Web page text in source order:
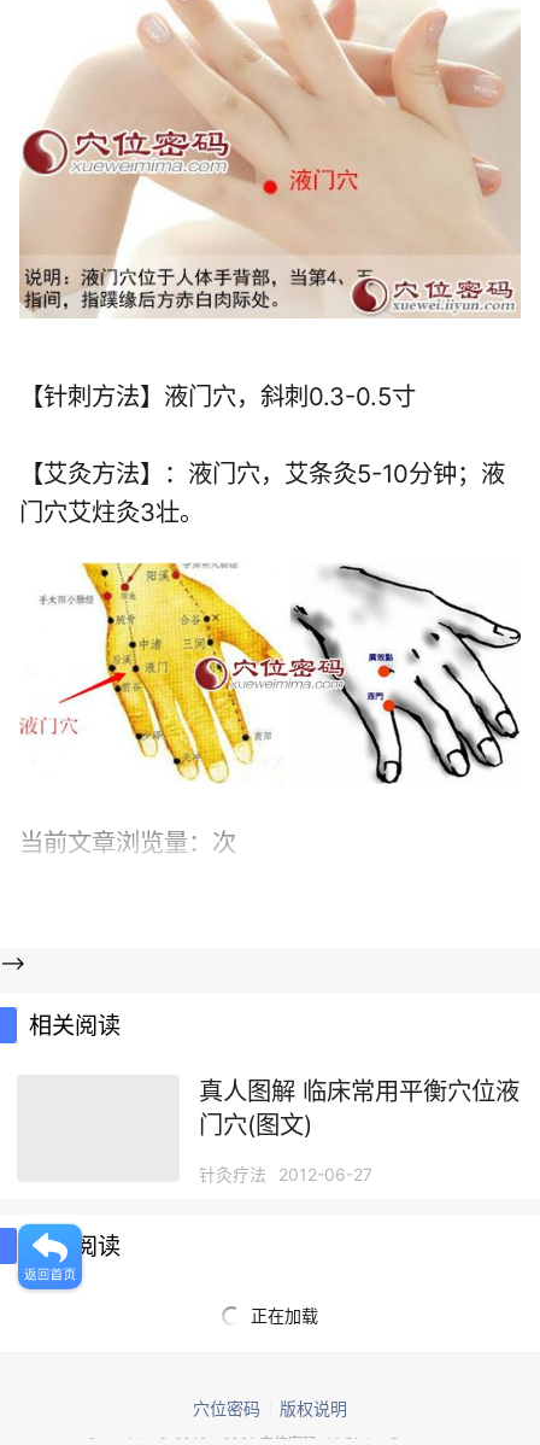
【针刺方法】液门穴，斜刺0.3-0.5寸
【艾灸方法】：液门穴，艾条灸5-10分钟；液
门穴艾炷灸3壮。
当前文章浏览量： 次
-->
相关阅读
真人图解 临床常用平衡穴位液
门穴(图文)
针灸疗法 2012-06-27
推荐阅读
正在加载
穴位密码 版权说明